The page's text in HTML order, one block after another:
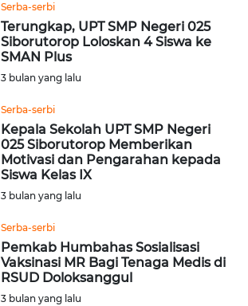
Serba-serbi
Terungkap, UPT SMP Negeri 025
Siborutorop Loloskan 4 Siswa ke
SMAN Plus
3 bulan yang lalu
Serba-serbi
Kepala Sekolah UPT SMP Negeri
025 Siborutorop Memberikan
Motivasi dan Pengarahan kepada
Siswa Kelas IX
3 bulan yang lalu
Serba-serbi
Pemkab Humbahas Sosialisasi
Vaksinasi MR Bagi Tenaga Medis di
RSUD Doloksanggul
3 bulan yang lalu